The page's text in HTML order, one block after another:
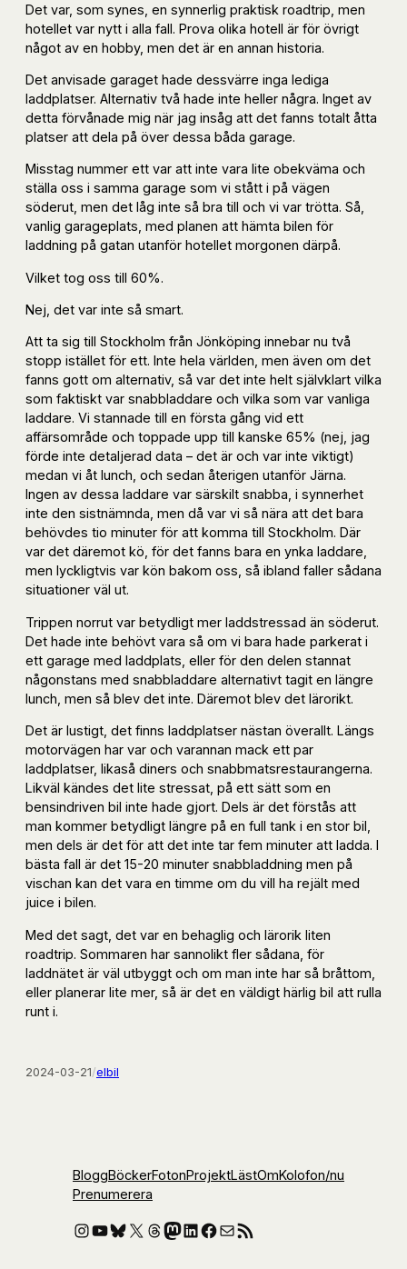
Det var, som synes, en synnerlig praktisk roadtrip, men
hotellet var nytt i alla fall. Prova olika hotell är för övrigt
något av en hobby, men det är en annan historia.
Det anvisade garaget hade dessvärre inga lediga
laddplatser. Alternativ två hade inte heller några. Inget av
detta förvånade mig när jag insåg att det fanns totalt åtta
platser att dela på över dessa båda garage.
Misstag nummer ett var att inte vara lite obekväma och
ställa oss i samma garage som vi stått i på vägen
söderut, men det låg inte så bra till och vi var trötta. Så,
vanlig garageplats, med planen att hämta bilen för
laddning på gatan utanför hotellet morgonen därpå.
Vilket tog oss till 60%.
Nej, det var inte så smart.
Att ta sig till Stockholm från Jönköping innebar nu två
stopp istället för ett. Inte hela världen, men även om det
fanns gott om alternativ, så var det inte helt självklart vilka
som faktiskt var snabbladdare och vilka som var vanliga
laddare. Vi stannade till en första gång vid ett
affärsområde och toppade upp till kanske 65% (nej, jag
förde inte detaljerad data – det är och var inte viktigt)
medan vi åt lunch, och sedan återigen utanför Järna.
Ingen av dessa laddare var särskilt snabba, i synnerhet
inte den sistnämnda, men då var vi så nära att det bara
behövdes tio minuter för att komma till Stockholm. Där
var det däremot kö, för det fanns bara en ynka laddare,
men lyckligtvis var kön bakom oss, så ibland faller sådana
situationer väl ut.
Trippen norrut var betydligt mer laddstressad än söderut.
Det hade inte behövt vara så om vi bara hade parkerat i
ett garage med laddplats, eller för den delen stannat
någonstans med snabbladdare alternativt tagit en längre
lunch, men så blev det inte. Däremot blev det lärorikt.
Det är lustigt, det finns laddplatser nästan överallt. Längs
motorvägen har var och varannan mack ett par
laddplatser, likaså diners och snabbmatsrestaurangerna.
Likväl kändes det lite stressat, på ett sätt som en
bensindriven bil inte hade gjort. Dels är det förstås att
man kommer betydligt längre på en full tank i en stor bil,
men dels är det för att det inte tar fem minuter att ladda. I
bästa fall är det 15-20 minuter snabbladdning men på
vischan kan det vara en timme om du vill ha rejält med
juice i bilen.
Med det sagt, det var en behaglig och lärorik liten
roadtrip. Sommaren har sannolikt fler sådana, för
laddnätet är väl utbyggt och om man inte har så bråttom,
eller planerar lite mer, så är det en väldigt härlig bil att rulla
runt i.
2024-03-21/elbil
BloggBöckerFotonProjektLästOmKolofon/nu
Prenumerera
Instagram
YouTube
Bluesky
X Threads
Mastodon
LinkedIn
Facebook
E-postRSS-flöde